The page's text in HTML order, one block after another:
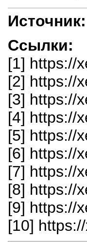
Источник:
Ссылки:
[1] https://
[2] https://
[3] https://
[4] https://
[5] https://
[6] https://
[7] https://
[8] https://
[9] https://
[10]